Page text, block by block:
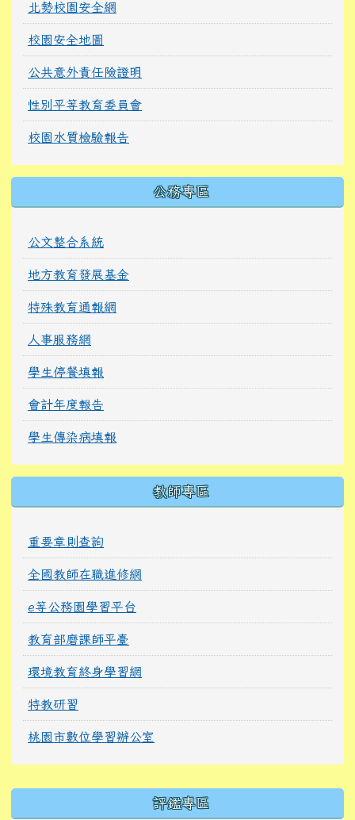
北勢校園安全網
校園安全地圖
公共意外責任險證明
性別平等教育委員會
校園水質檢驗報告
公務專區
公文整合系統
地方教育發展基金
特殊教育通報網
人事服務網
學生停餐填報
會計年度報告
學生傳染病填報
教師專區
重要章則查詢
全國教師在職進修網
e等公務園學習平台
教育部磨課師平臺
環境教育終身學習網
特教研習
桃園市數位學習辦公室
評鑑專區